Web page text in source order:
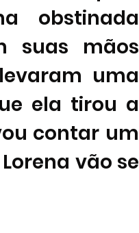
obstinada
suas mãos
uma
ela tirou a
contar um
vão se